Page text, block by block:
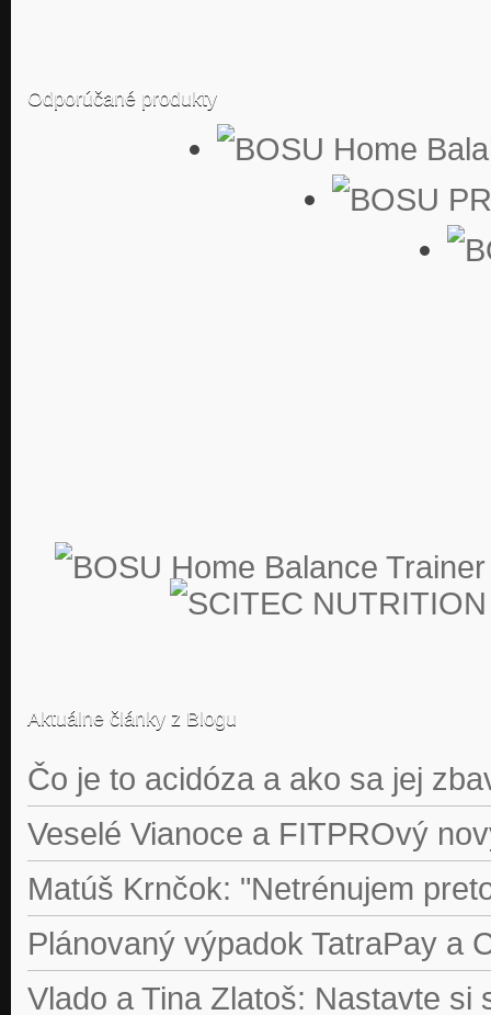
Odporúčané produkty
Aktuálne články z Blogu
Čo je to acidóza a ako sa jej
Veselé Vianoce a FITPROvý
Matúš Krnčok: "Netrénujem
Plánovaný výpadok TatraPay a
Vlado a Tina Zlatoš: Nastavte si